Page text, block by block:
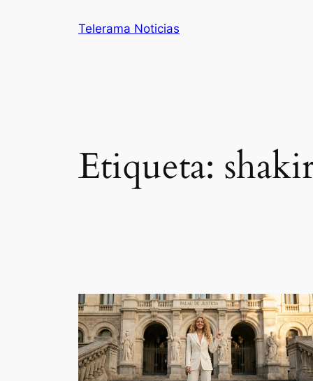
Telerama Noticias
Etiqueta: